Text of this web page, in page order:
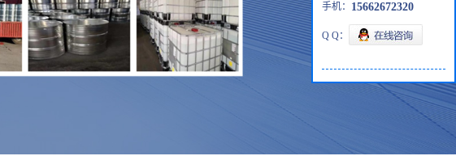
手机： 15662672320
Q Q：